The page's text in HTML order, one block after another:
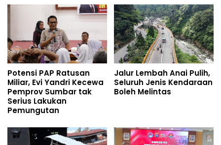
Potensi PAP Ratusan
Miliar, Evi Yandri Kecewa
Pemprov Sumbar tak
Serius Lakukan
Pemungutan
Jalur Lembah Anai Pulih,
Seluruh Jenis Kendaraan
Boleh Melintas